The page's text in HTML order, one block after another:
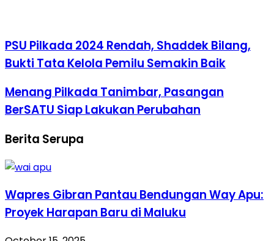
PSU Pilkada 2024 Rendah, Shaddek Bilang,
Bukti Tata Kelola Pemilu Semakin Baik
Menang Pilkada Tanimbar, Pasangan
BerSATU Siap Lakukan Perubahan
Berita Serupa
Wapres Gibran Pantau Bendungan Way Apu:
Proyek Harapan Baru di Maluku